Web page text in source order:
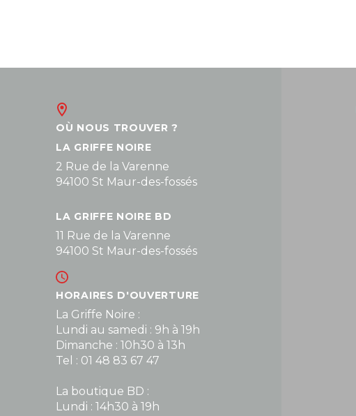
OÙ NOUS TROUVER ?
LA GRIFFE NOIRE
2 Rue de la Varenne
94100 St Maur-des-fossés
LA GRIFFE NOIRE BD
11 Rue de la Varenne
94100 St Maur-des-fossés
HORAIRES D'OUVERTURE
La Griffe Noire :
Lundi au samedi : 9h à 19h
Dimanche : 10h30 à 13h
Tel : 01 48 83 67 47
La boutique BD :
Lundi : 14h30 à 19h